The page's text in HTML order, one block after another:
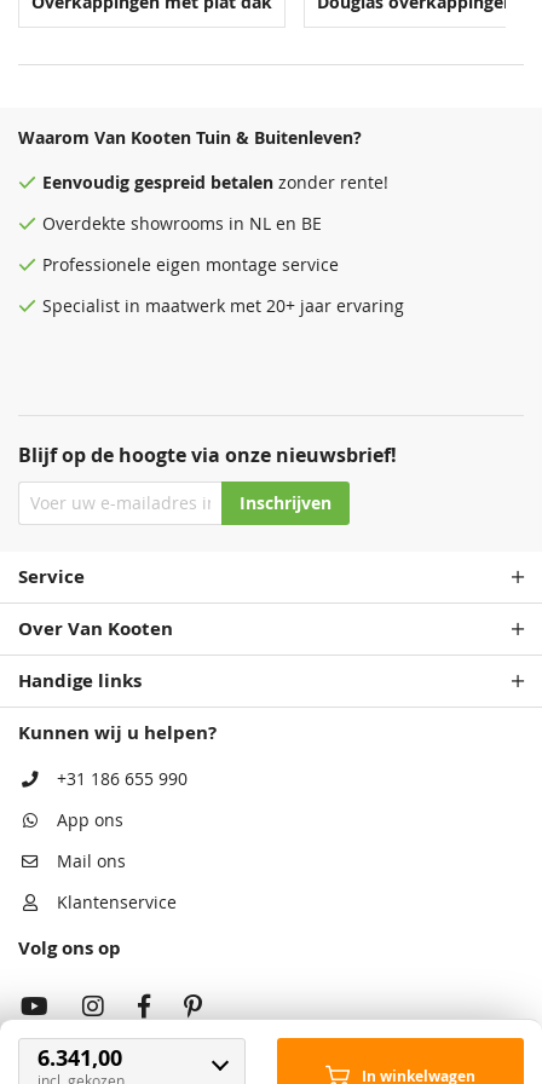
aanbouw
aanbouw
aanbouw
aanbouw
1.143,00
6.341,00
In winkelwagen
Blijf op de hoogte via onze nieuwsbrief!
Inschrijven
Waarom Van Kooten Tuin & Buitenleven?
Eenvoudig gespreid betalen zonder rente!
Overdekte showrooms in NL en BE
Professionele eigen montage service
Specialist in maatwerk met 20+ jaar ervaring
Service
Over Van Kooten
Handige links
Kunnen wij u helpen?
+31 186 655 990
App ons
Mail ons
Klantenservice
Volg ons op